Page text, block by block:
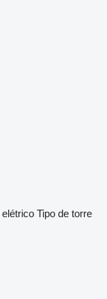
elétrico Tipo de torre